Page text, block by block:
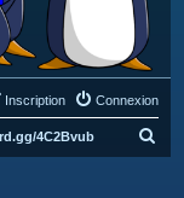
Connexion
Inscription
4C2Bvub